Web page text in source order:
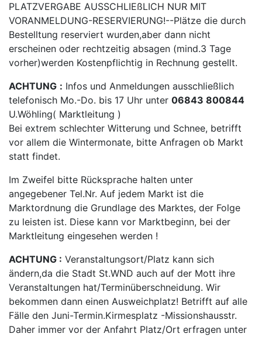
PLATZVERGABE AUSSCHLIEßLICH NUR MIT
VORANMELDUNG-RESERVIERUNG!--Plätze die durch
Bestelltung reserviert wurden,aber dann nicht
erscheinen oder rechtzeitig absagen (mind.3 Tage
vorher)werden Kostenpflichtig in Rechnung gestellt.
ACHTUNG : Infos und Anmeldungen ausschließlich
telefonisch Mo.-Do. bis 17 Uhr unter 06843 800844
U.Wöhling( Marktleitung )
Bei extrem schlechter Witterung und Schnee, betrifft
vor allem die Wintermonate, bitte Anfragen ob Markt
statt findet.
Im Zweifel bitte Rücksprache halten unter
angegebener Tel.Nr. Auf jedem Markt ist die
Marktordnung die Grundlage des Marktes, der Folge
zu leisten ist. Diese kann vor Marktbeginn, bei der
Marktleitung eingesehen werden !
ACHTUNG : Veranstaltungsort/Platz kann sich
ändern,da die Stadt St.WND auch auf der Mott ihre
Veranstaltungen hat/Terminüberschneidung. Wir
bekommen dann einen Ausweichplatz! Betrifft auf alle
Fälle den Juni-Termin.Kirmesplatz -Missionshausstr.
Daher immer vor der Anfahrt Platz/Ort erfragen unter